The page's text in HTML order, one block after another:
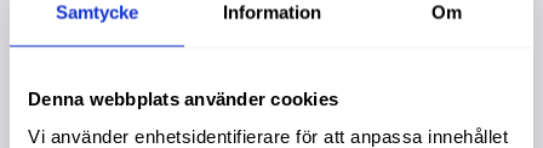
Samtycke Information Om
Denna webbplats använder cookies
Vi använder enhetsidentifierare för att anpassa innehållet
179,00:-
Info